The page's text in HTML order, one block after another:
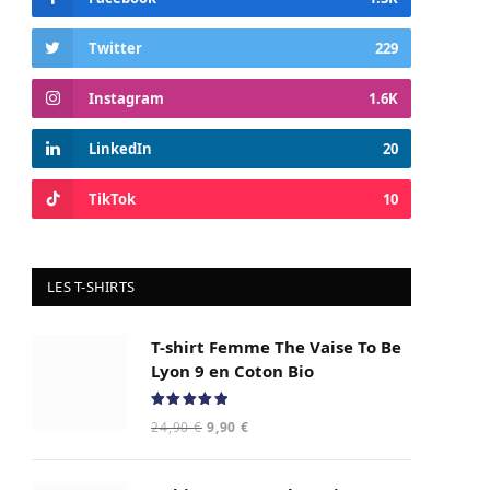
Twitter 229
Instagram 1.6K
LinkedIn 20
TikTok 10
LES T-SHIRTS
T-shirt Femme The Vaise To Be
Lyon 9 en Coton Bio
sur 5
24,90€ Le
9,90€Le